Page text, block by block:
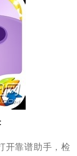
开靠谱助手，检